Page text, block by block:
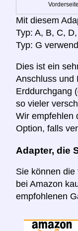
Vorderseite
Mit diesem
Typ: A, B, C,
Typ: G
Dies ist ein
Anschluss und
Erddurchgang
so vieler
Wir empfehlen
Option, falls
Adapter, die
Sie können
bei Amazon
empfohlenen